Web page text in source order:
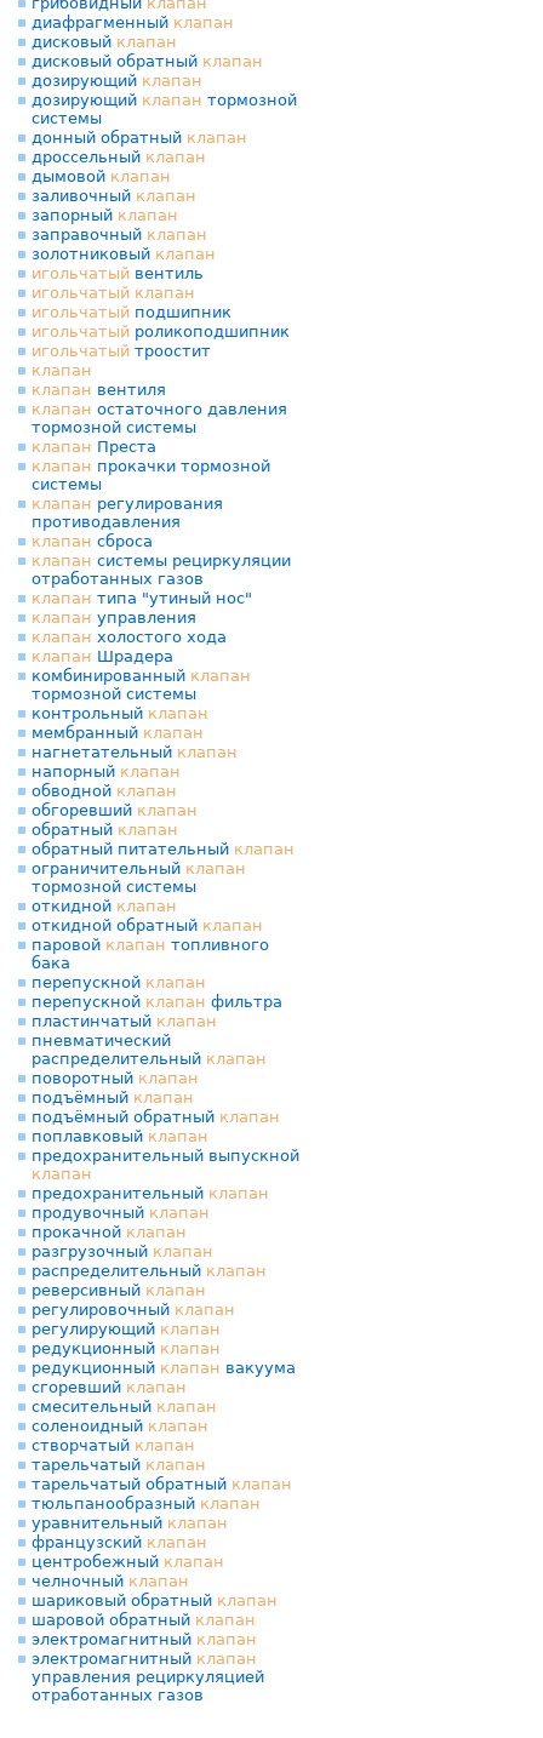
диафрагменный клапан
дисковый клапан
дисковый обратный клапан
дозирующий клапан
дозирующий клапан тормозной
системы
донный обратный клапан
дроссельный клапан
дымовой клапан
заливочный клапан
запорный клапан
заправочный клапан
золотниковый клапан
игольчатый вентиль
игольчатый клапан
игольчатый подшипник
игольчатый роликоподшипник
игольчатый троостит
клапан
клапан вентиля
клапан остаточного давления
тормозной системы
клапан Преста
клапан прокачки тормозной
системы
клапан регулирования
противодавления
клапан сброса
клапан системы рециркуляции
отработанных газов
клапан типа "утиный нос"
клапан управления
клапан холостого хода
клапан Шрадера
комбинированный клапан
тормозной системы
контрольный клапан
мембранный клапан
нагнетательный клапан
напорный клапан
обводной клапан
обгоревший клапан
обратный клапан
обратный питательный клапан
ограничительный клапан
тормозной системы
откидной клапан
откидной обратный клапан
паровой клапан топливного
бака
перепускной клапан
перепускной клапан фильтра
пластинчатый клапан
пневматический
распределительный клапан
поворотный клапан
подъёмный клапан
подъёмный обратный клапан
поплавковый клапан
предохранительный выпускной
клапан
предохранительный клапан
продувочный клапан
прокачной клапан
разгрузочный клапан
распределительный клапан
реверсивный клапан
регулировочный клапан
регулирующий клапан
редукционный клапан
редукционный клапан вакуума
сгоревший клапан
смесительный клапан
соленоидный клапан
створчатый клапан
тарельчатый клапан
тарельчатый обратный клапан
тюльпанообразный клапан
уравнительный клапан
французский клапан
центробежный клапан
челночный клапан
шариковый обратный клапан
шаровой обратный клапан
электромагнитный клапан
электромагнитный клапан
управления рециркуляцией
отработанных газов